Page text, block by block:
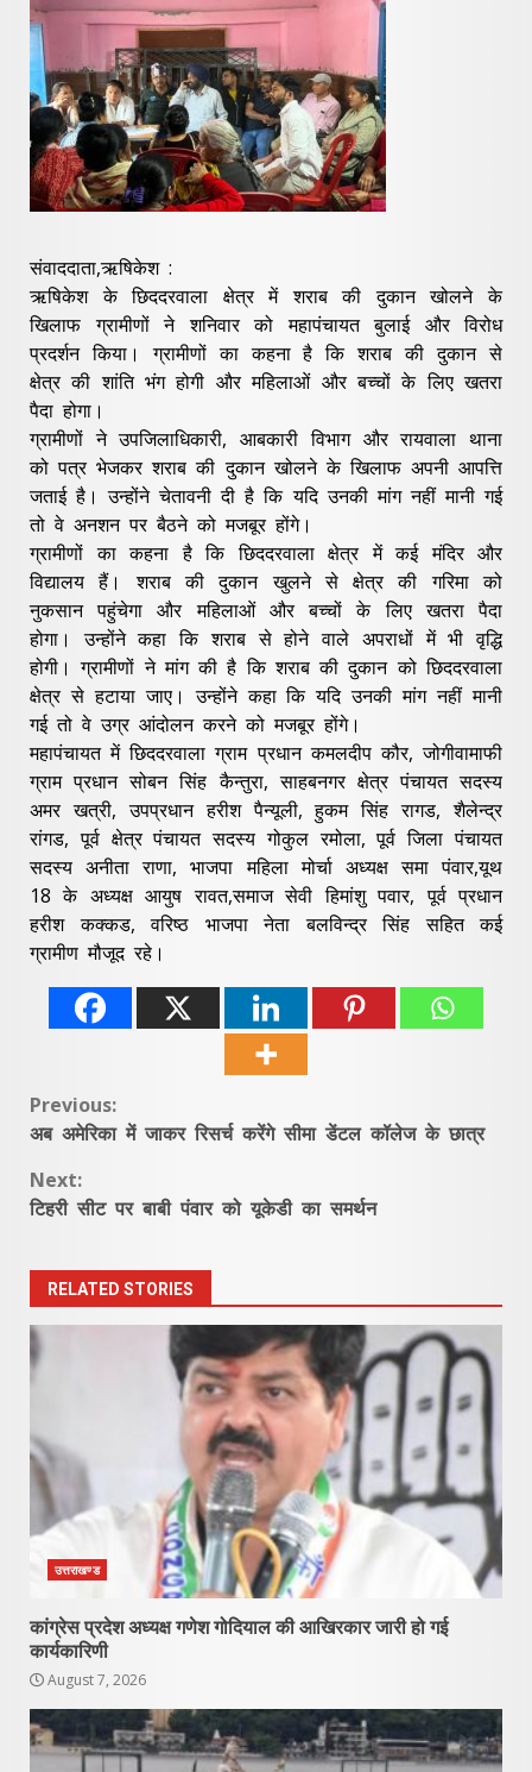
संवाददाता,ऋषिकेश :
ऋषिकेश के छिददरवाला क्षेत्र में शराब की दुकान खोलने के
खिलाफ ग्रामीणों ने शनिवार को महापंचायत बुलाई और विरोध
प्रदर्शन किया। ग्रामीणों का कहना है कि शराब की दुकान से
क्षेत्र की शांति भंग होगी और महिलाओं और बच्चों के लिए खतरा
पैदा होगा।
ग्रामीणों ने उपजिलाधिकारी, आबकारी विभाग और रायवाला थाना
को पत्र भेजकर शराब की दुकान खोलने के खिलाफ अपनी आपत्ति
जताई है। उन्होंने चेतावनी दी है कि यदि उनकी मांग नहीं मानी गई
तो वे अनशन पर बैठने को मजबूर होंगे।
ग्रामीणों का कहना है कि छिददरवाला क्षेत्र में कई मंदिर और
विद्यालय हैं। शराब की दुकान खुलने से क्षेत्र की गरिमा को
नुकसान पहुंचेगा और महिलाओं और बच्चों के लिए खतरा पैदा
होगा। उन्होंने कहा कि शराब से होने वाले अपराधों में भी वृद्धि
होगी। ग्रामीणों ने मांग की है कि शराब की दुकान को छिददरवाला
क्षेत्र से हटाया जाए। उन्होंने कहा कि यदि उनकी मांग नहीं मानी
गई तो वे उग्र आंदोलन करने को मजबूर होंगे।
महापंचायत में छिददरवाला ग्राम प्रधान कमलदीप कौर, जोगीवामाफी
ग्राम प्रधान सोबन सिंह कैन्तुरा, साहबनगर क्षेत्र पंचायत सदस्य
अमर खत्री, उपप्रधान हरीश पैन्यूली, हुकम सिंह रागड, शैलेन्द्र
रांगड, पूर्व क्षेत्र पंचायत सदस्य गोकुल रमोला, पूर्व जिला पंचायत
सदस्य अनीता राणा, भाजपा महिला मोर्चा अध्यक्ष समा पंवार,यूथ
18 के अध्यक्ष आयुष रावत,समाज सेवी हिमांशु पवार, पूर्व प्रधान
हरीश कक्कड, वरिष्ठ भाजपा नेता बलविन्द्र सिंह सहित कई
ग्रामीण मौजूद रहे।
Continue
Previous:
अब अमेरिका में जाकर रिसर्च करेंगे सीमा डेंटल कॉलेज के छात्र
Next:
टिहरी सीट पर बाबी पंवार को यूकेडी का समर्थन
RELATED STORIES
उत्तराखण्ड
कांग्रेस प्रदेश अध्यक्ष गणेश गोदियाल की आखिरकार जारी हो गई
कार्यकारिणी
August 7, 2026